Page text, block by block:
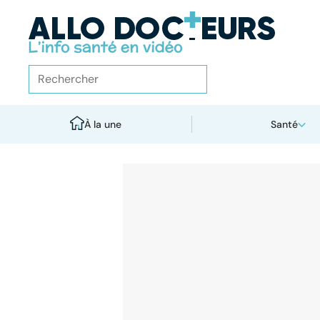
À la une Santé